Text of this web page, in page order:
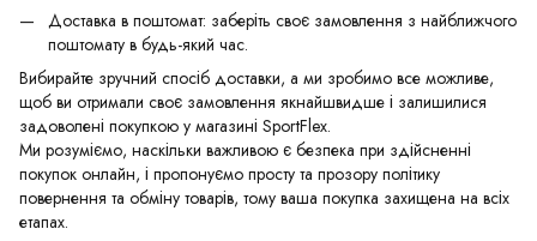
Доставка в поштомат: заберіть своє замовлення з найближчого
поштомату в будь-який час.
Вибирайте зручний спосіб доставки, а ми зробимо все можливе,
щоб ви отримали своє замовлення якнайшвидше і залишилися
задоволені покупкою у магазині SportFlex.
Ми розуміємо, наскільки важливою є безпека при здійсненні
покупок онлайн, і пропонуємо просту та прозору політику
повернення та обміну товарів, тому ваша покупка захищена на всіх
етапах.